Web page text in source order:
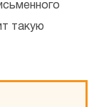
такую